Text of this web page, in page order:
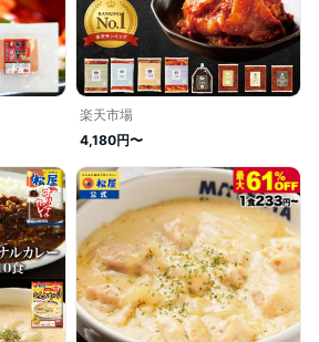
楽天市場
4,180円〜